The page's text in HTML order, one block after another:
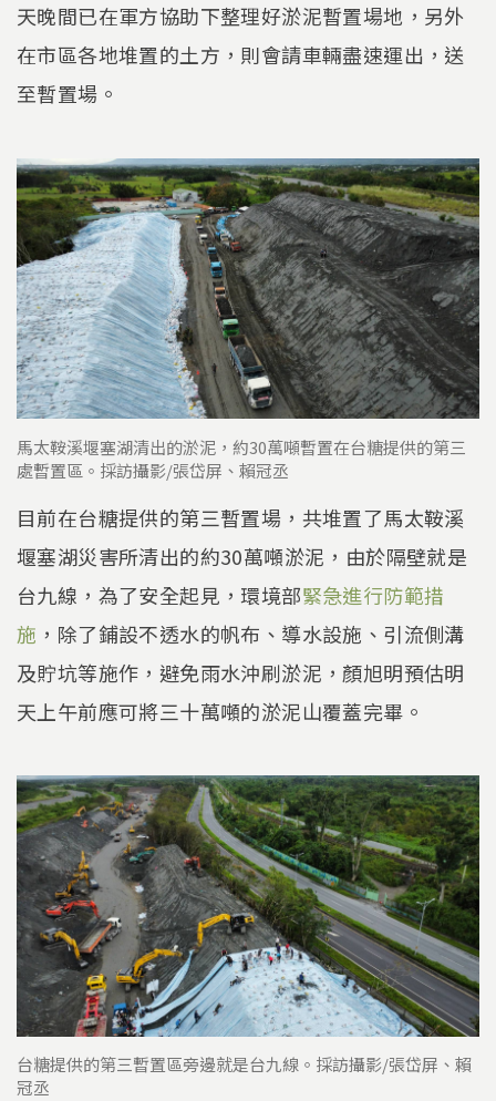
天晚間已在軍方協助下整理好淤泥暫置場地，另外
在市區各地堆置的土方，則會請車輛盡速運出，送
至暫置場。
馬太鞍溪堰塞湖清出的淤泥，約30萬噸暫置在台糖提供的第三
處暫置區。採訪攝影/張岱屏、賴冠丞
目前在台糖提供的第三暫置場，共堆置了馬太鞍溪
堰塞湖災害所清出的約30萬噸淤泥，由於隔壁就是
台九線，為了安全起見，環境部緊急進行防範措
施 ，除了鋪設不透水的帆布、導水設施、引流側溝
及貯坑等施作，避免雨水沖刷淤泥，顏旭明預估明
天上午前應可將三十萬噸的淤泥山覆蓋完畢。
台糖提供的第三暫置區旁邊就是台九線。採訪攝影/張岱屏、賴
冠丞